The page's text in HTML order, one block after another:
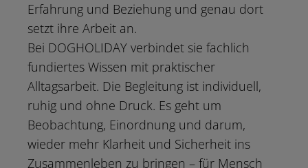
Erfahrung und Beziehung und genau dort
setzt ihre Arbeit an.
Bei DOGHOLIDAY verbindet sie fachlich
fundiertes Wissen mit praktischer
Alltagsarbeit. Die Begleitung ist individuell,
ruhig und ohne Druck. Es geht um
Beobachtung, Einordnung und darum,
wieder mehr Klarheit und Sicherheit ins
Zusammenleben zu bringen – für Mensch